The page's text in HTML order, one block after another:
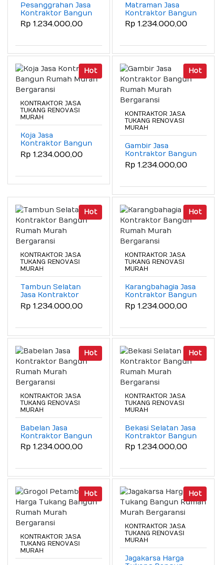
Pesanggrahan Jasa
Kontraktor Bangun
Rumah Murah
Bergaransi
Rp 1.234.000,00
Matraman Jasa
Kontraktor Bangun
Rumah Murah
Bergaransi
Rp 1.234.000,00
Hot
KONTRAKTOR JASA
TUKANG RENOVASI
MURAH
Koja Jasa
Kontraktor Bangun
Rumah Murah
Bergaransi
Rp 1.234.000,00
Hot
KONTRAKTOR JASA
TUKANG RENOVASI
MURAH
Gambir Jasa
Kontraktor Bangun
Rumah Murah
Bergaransi
Rp 1.234.000,00
Hot
KONTRAKTOR JASA
TUKANG RENOVASI
MURAH
Tambun Selatan
Jasa Kontraktor
Bangun Rumah
Murah Bergaransi
Rp 1.234.000,00
Hot
KONTRAKTOR JASA
TUKANG RENOVASI
MURAH
Karangbahagia Jasa
Kontraktor Bangun
Rumah Murah
Bergaransi
Rp 1.234.000,00
Hot
KONTRAKTOR JASA
TUKANG RENOVASI
MURAH
Babelan Jasa
Kontraktor Bangun
Rumah Murah
Bergaransi
Rp 1.234.000,00
Hot
KONTRAKTOR JASA
TUKANG RENOVASI
MURAH
Bekasi Selatan Jasa
Kontraktor Bangun
Rumah Murah
Bergaransi
Rp 1.234.000,00
Hot
KONTRAKTOR JASA
TUKANG RENOVASI
MURAH
Hot
KONTRAKTOR JASA
TUKANG RENOVASI
MURAH
Jagakarsa Harga